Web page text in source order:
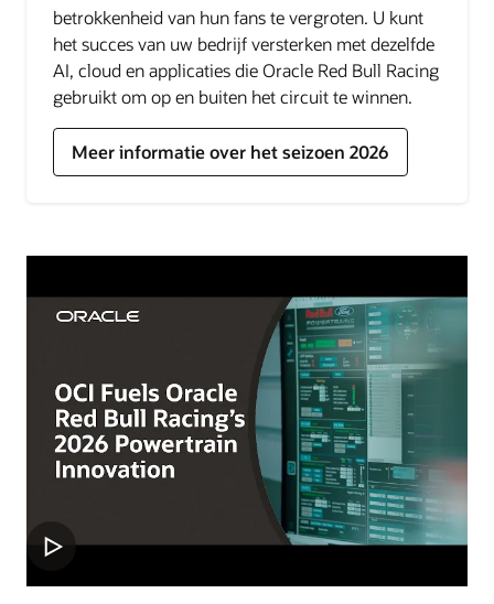
betrokkenheid van hun fans te vergroten. U kunt
het succes van uw bedrijf versterken met dezelfde
AI, cloud en applicaties die Oracle Red Bull Racing
gebruikt om op en buiten het circuit te winnen.
Meer informatie over het seizoen 2026